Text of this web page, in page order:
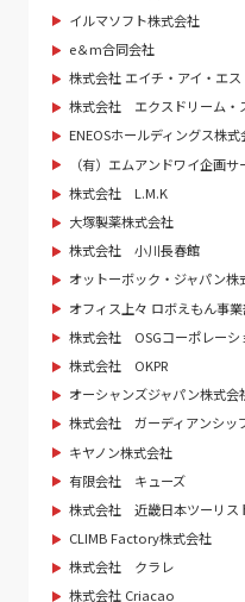
イルマソフト株式会社
e＆m合同会社
株式会社 エイチ・アイ・エス
株式会社 エクスドリーム・
ENEOSホールディングス株式
（有）エムアンドワイ企画サ
株式会社 L.M.K
大塚製薬株式会社
株式会社 小川長春館
オットーボック・ジャパン株
オフィス上々 ロボえもん事業
株式会社 OSGコーポレーシ
株式会社 OKPR
オーシャンズジャパン株式会
株式会社 ガーディアンシッ
キヤノン株式会社
有限会社 キューズ
株式会社 近畿日本ツーリス
CLIMB Factory株式会社
株式会社 クラレ
株式会社 Criacao